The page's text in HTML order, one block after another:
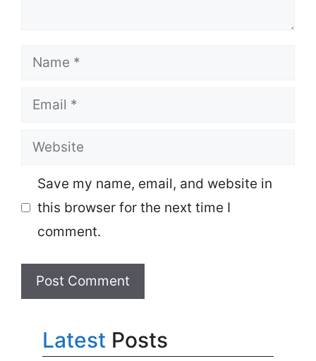
Name
Email
Website
Save my name, email, and website in
this browser for the next time I
comment.
Latest Posts